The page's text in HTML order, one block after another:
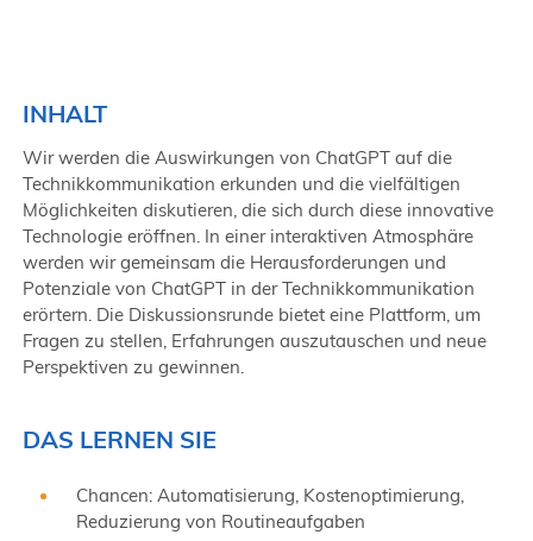
INHALT
Wir werden die Auswirkungen von ChatGPT auf die
Technikkommunikation erkunden und die vielfältigen
Möglichkeiten diskutieren, die sich durch diese innovative
Technologie eröffnen. In einer interaktiven Atmosphäre
werden wir gemeinsam die Herausforderungen und
Potenziale von ChatGPT in der Technikkommunikation
erörtern. Die Diskussionsrunde bietet eine Plattform, um
Fragen zu stellen, Erfahrungen auszutauschen und neue
Perspektiven zu gewinnen.
DAS LERNEN SIE
Chancen: Automatisierung, Kostenoptimierung,
Reduzierung von Routineaufgaben